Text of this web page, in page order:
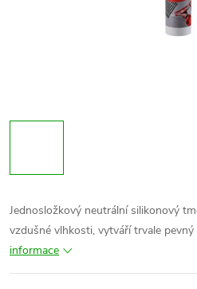
Jednosložkový neutrální silikonový
vzdušné vlhkosti, vytváří trvale
informace